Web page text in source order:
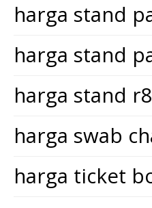
harga stand
harga stand
harga stand r8
harga swab
harga ticket